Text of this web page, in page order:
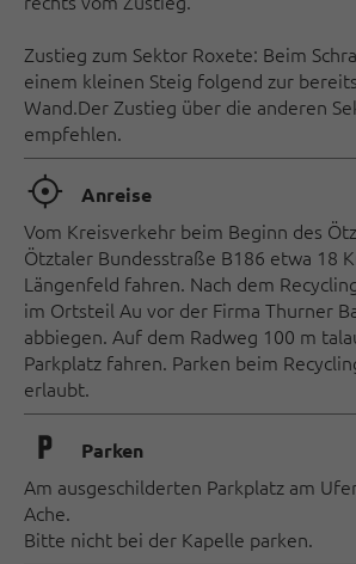
Zustieg zum Sektor Roxete: Beim
einem kleinen Steig folgend zur
Wand.Der Zustieg über die anderen
empfehlen.
🞞 Anreise
Vom Kreisverkehr beim Beginn des
Ötztaler Bundesstraße B186 etwa 18
Längenfeld fahren. Nach dem
im Ortsteil Au vor der Firma Thurner
abbiegen. Auf dem Radweg 100 m
Parkplatz fahren. Parken beim
erlaubt.
🐈 Parken
Am ausgeschilderten Parkplatz am
Ache.
Bitte nicht bei der Kapelle parken.